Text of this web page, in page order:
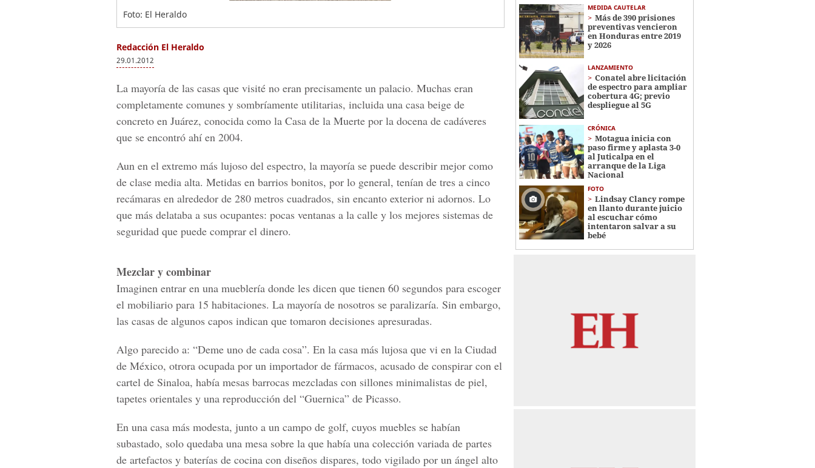
Foto: El Heraldo
Redacción El Heraldo
29.01.2012
La mayoría de las casas que visité no eran precisamente un palacio. Muchas eran
completamente comunes y sombríamente utilitarias, incluida una casa beige de
concreto en Juárez, conocida como la Casa de la Muerte por la docena de cadáveres
que se encontró ahí en 2004.
Aun en el extremo más lujoso del espectro, la mayoría se puede describir mejor como
de clase media alta. Metidas en barrios bonitos, por lo general, tenían de tres a cinco
recámaras en alrededor de 280 metros cuadrados, sin encanto exterior ni adornos. Lo
que más delataba a sus ocupantes: pocas ventanas a la calle y los mejores sistemas de
seguridad que puede comprar el dinero.
Mezclar y combinar
Imaginen entrar en una mueblería donde les dicen que tienen 60 segundos para escoger
el mobiliario para 15 habitaciones. La mayoría de nosotros se paralizaría. Sin embargo,
las casas de algunos capos indican que tomaron decisiones apresuradas.
Algo parecido a: “Deme uno de cada cosa”. En la casa más lujosa que vi en la Ciudad
de México, otrora ocupada por un importador de fármacos, acusado de conspirar con el
cartel de Sinaloa, había mesas barrocas mezcladas con sillones minimalistas de piel,
tapetes orientales y una reproducción del “Guernica” de Picasso.
En una casa más modesta, junto a un campo de golf, cuyos muebles se habían
subastado, solo quedaba una mesa sobre la que había una colección variada de partes
de artefactos y baterías de cocina con diseños dispares, todo vigilado por un ángel alto
MEDIDA CAUTELAR
Más de 390 prisiones
preventivas vencieron
en Honduras entre 2019
y 2026
LANZAMIENTO
Conatel abre licitación
de espectro para ampliar
cobertura 4G; previo
despliegue al 5G
CRÓNICA
Motagua inicia con
paso firme y aplasta 3-0
al Juticalpa en el
arranque de la Liga
Nacional
FOTO
Lindsay Clancy rompe
en llanto durante juicio
al escuchar cómo
intentaron salvar a su
bebé